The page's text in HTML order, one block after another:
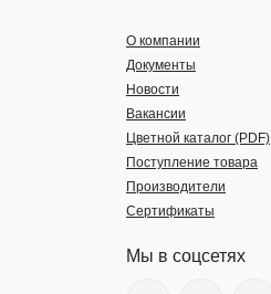
О компании
Документы
Новости
Вакансии
Цветной каталог (PDF)
Поступление товара
Производители
Сертификаты
Мы в соцсетях